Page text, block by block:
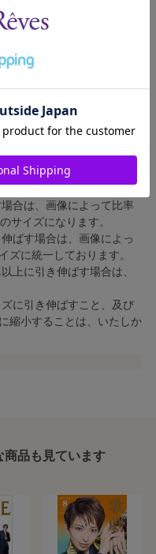
305mm
432mm
559mm
も併せてご了承ください。
写真につきましては、4辺
合は、画像によって比率
サイズになります。
ばす場合は、画像によっ
ズに統一しております。
上に引き伸ばす場合は、
に引き伸ばすこと、及び
縮小することは、いたしか
商品も見ています